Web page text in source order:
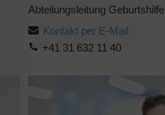
Abteilungsleitung Geburtshilfe
Kontakt per E-Mail
+41 31 632 11 40